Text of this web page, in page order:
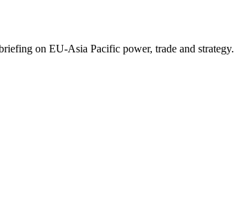
on EU-Asia Pacific power, trade and strategy.